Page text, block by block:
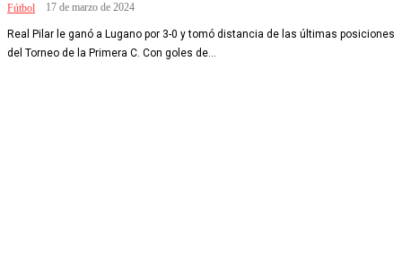
Fútbol 17 de marzo de 2024
Real Pilar le ganó a Lugano por 3-0 y tomó distancia de las últimas posiciones
del Torneo de la Primera C. Con goles de...